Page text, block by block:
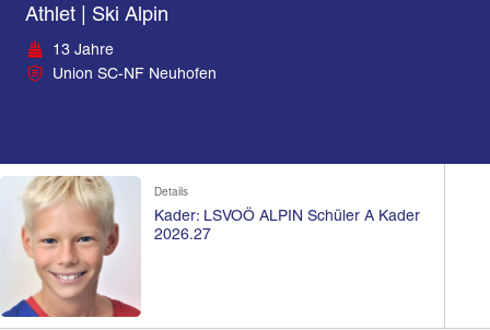
Athlet | Ski Alpin
13 Jahre
Union SC-NF Neuhofen
Details
Kader: LSVOÖ ALPIN Schüler A Kader
2026.27